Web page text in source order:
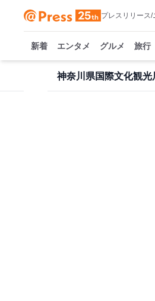
プレスリリース
新着 エンタメ グルメ 旅行
神奈川県国際文化観光